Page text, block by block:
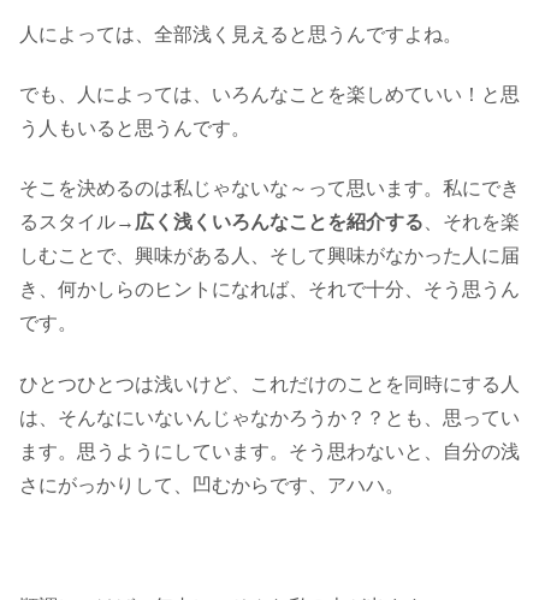
人によっては、全部浅く見えると思うんですよね。
でも、人によっては、いろんなことを楽しめていい！と思
う人もいると思うんです。
そこを決めるのは私じゃないな～って思います。私にでき
るスタイル→ 広く浅くいろんなことを紹介する 、それを楽
しむことで、興味がある人、そして興味がなかった人に届
き、何かしらのヒントになれば、それで十分、そう思うん
です。
ひとつひとつは浅いけど、これだけのことを同時にする人
は、そんなにいないんじゃなかろうか？？とも、思ってい
ます。思うようにしています。そう思わないと、自分の浅
さにがっかりして、凹むからです、アハハ。